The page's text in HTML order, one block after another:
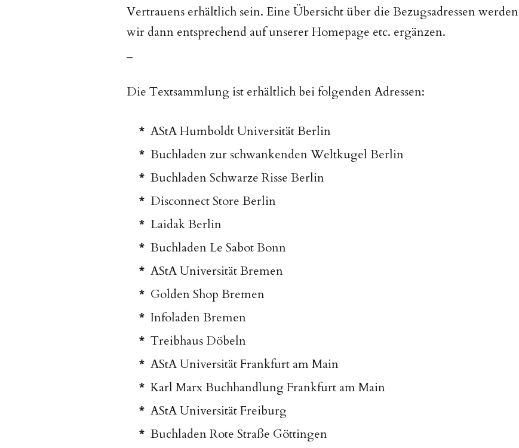
Vertrauens erhältlich sein. Eine Übersicht über die Bezugsadressen werden
wir dann entsprechend auf unserer Homepage etc. ergänzen.
Die Textsammlung ist erhältlich bei folgenden Adressen:
AStA Humboldt Universität Berlin
Buchladen zur schwankenden Weltkugel Berlin
Buchladen Schwarze Risse Berlin
Disconnect Store Berlin
Laidak Berlin
Buchladen Le Sabot Bonn
AStA Universität Bremen
Golden Shop Bremen
Infoladen Bremen
Treibhaus Döbeln
AStA Universität Frankfurt am Main
Karl Marx Buchhandlung Frankfurt am Main
AStA Universität Freiburg
Buchladen Rote Straße Göttingen